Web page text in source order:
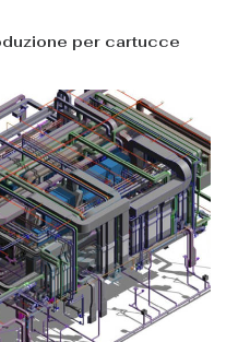
per cartucce